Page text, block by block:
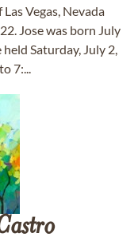
Las Vegas, Nevada
Jose was born July
Saturday, July 2,
7:...